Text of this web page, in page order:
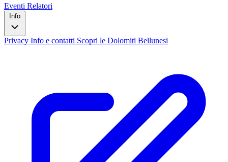
Eventi Relatori
Info
Privacy Info e contatti Scopri le Dolomiti Bellunesi